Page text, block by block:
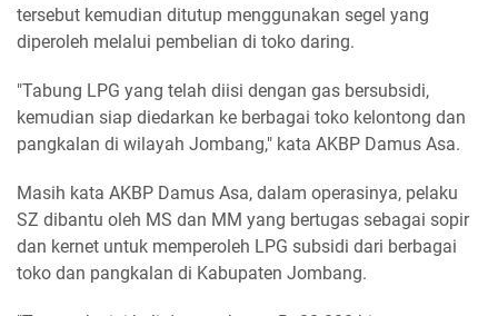
tersebut kemudian ditutup menggunakan segel yang
diperoleh melalui pembelian di toko daring.
"Tabung LPG yang telah diisi dengan gas bersubsidi,
kemudian siap diedarkan ke berbagai toko kelontong dan
pangkalan di wilayah Jombang," kata AKBP Damus Asa.
Masih kata AKBP Damus Asa, dalam operasinya, pelaku
SZ dibantu oleh MS dan MM yang bertugas sebagai sopir
dan kernet untuk memperoleh LPG subsidi dari berbagai
toko dan pangkalan di Kabupaten Jombang.